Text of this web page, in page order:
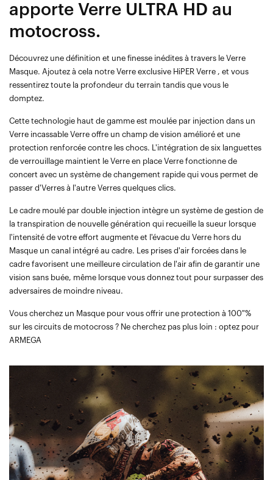
apporte Verre ULTRA HD au
motocross.
Découvrez une définition et une finesse inédites à travers le Verre
Masque. Ajoutez à cela notre Verre exclusive HiPER Verre , et vous
ressentirez toute la profondeur du terrain tandis que vous le
domptez.
Cette technologie haut de gamme est moulée par injection dans un
Verre incassable Verre offre un champ de vision amélioré et une
protection renforcée contre les chocs. L'intégration de six languettes
de verrouillage maintient le Verre en place Verre fonctionne de
concert avec un système de changement rapide qui vous permet de
passer d'Verres à l'autre Verres quelques clics.
Le cadre moulé par double injection intègre un système de gestion de
la transpiration de nouvelle génération qui recueille la sueur lorsque
l'intensité de votre effort augmente et l'évacue du Verre hors du
Masque un canal intégré au cadre. Les prises d'air forcées dans le
cadre favorisent une meilleure circulation de l'air afin de garantir une
vision sans buée, même lorsque vous donnez tout pour surpasser des
adversaires de moindre niveau.
Vous cherchez un Masque pour vous offrir une protection à 100 %
sur les circuits de motocross ? Ne cherchez pas plus loin : optez pour
ARMEGA